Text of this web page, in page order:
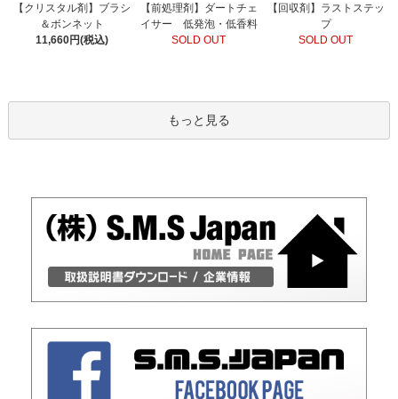
【クリスタル剤】ブラシ
＆ボンネット
11,660円(税込)
【前処理剤】ダートチェ
イサー 低発泡・低香料
SOLD OUT
【回収剤】ラストステッ
プ
SOLD OUT
もっと見る